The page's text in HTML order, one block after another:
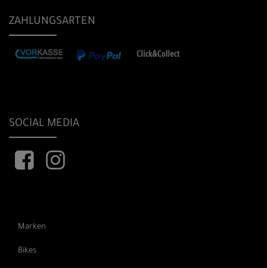
ZAHLUNGSARTEN
SOCIAL MEDIA
Marken
Bikes